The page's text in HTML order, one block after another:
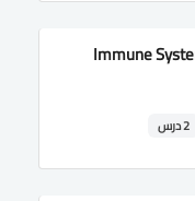
2 درس